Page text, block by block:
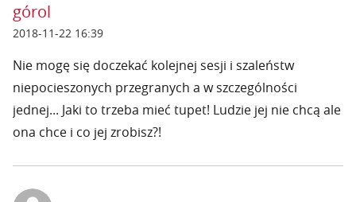
górol
2018-11-22 16:39
Nie mogę się doczekać kolejnej sesji i szaleństw
niepocieszonych przegranych a w szczególności
jednej... Jaki to trzeba mieć tupet! Ludzie jej nie chcą ale
ona chce i co jej zrobisz?!